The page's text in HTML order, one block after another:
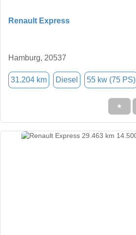
Renault Express
Hamburg, 20537
31.204 km Diesel 55 kw (75 PS)
★